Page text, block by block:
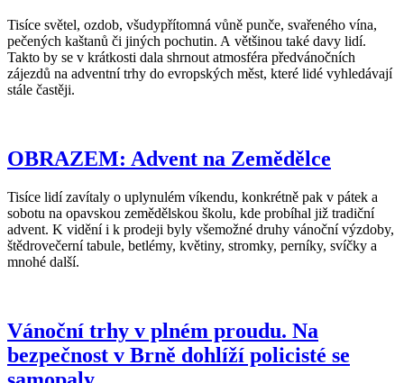
Tisíce světel, ozdob, všudypřítomná vůně punče, svařeného vína,
pečených kaštanů či jiných pochutin. A většinou také davy lidí.
Takto by se v krátkosti dala shrnout atmosféra předvánočních
zájezdů na adventní trhy do evropských měst, které lidé vyhledávají
stále častěji.
OBRAZEM: Advent na Zemědělce
Tisíce lidí zavítaly o uplynulém víkendu, konkrétně pak v pátek a
sobotu na opavskou zemědělskou školu, kde probíhal již tradiční
advent. K vidění i k prodeji byly všemožné druhy vánoční výzdoby,
štědrovečerní tabule, betlémy, květiny, stromky, perníky, svíčky a
mnohé další.
Vánoční trhy v plném proudu. Na
bezpečnost v Brně dohlíží policisté se